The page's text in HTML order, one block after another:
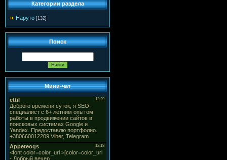
Категории раздела
Наруто [132]
Поиск
Мини-чат